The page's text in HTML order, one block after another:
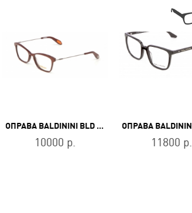
ОПРАВА BALDININI BLD 1967 401
10000 р. 11800 р.